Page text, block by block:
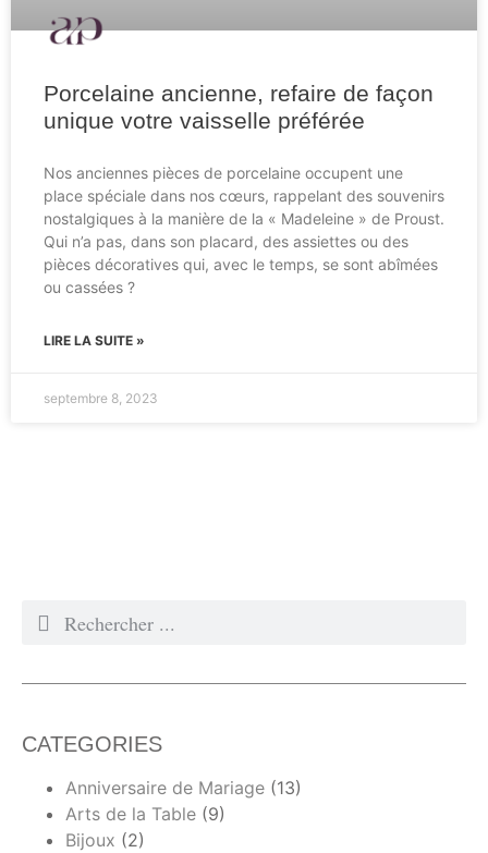
Porcelaine ancienne, refaire de façon
unique votre vaisselle préférée
Nos anciennes pièces de porcelaine occupent une
place spéciale dans nos cœurs, rappelant des souvenirs
nostalgiques à la manière de la « Madeleine » de Proust.
Qui n’a pas, dans son placard, des assiettes ou des
pièces décoratives qui, avec le temps, se sont abîmées
ou cassées ?
LIRE LA SUITE »
septembre 8, 2023
CATEGORIES
Anniversaire de Mariage (13)
Arts de la Table (9)
Bijoux (2)